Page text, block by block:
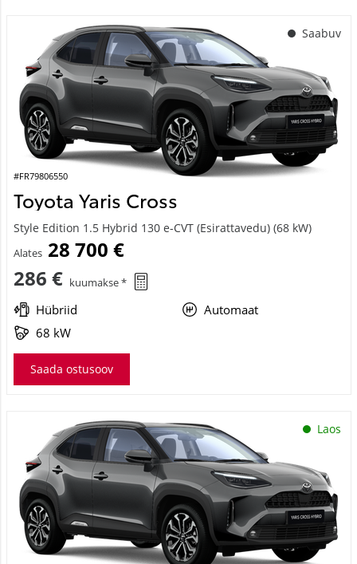
Saabuv
#FR79806550
Toyota Yaris Cross
Style Edition 1.5 Hybrid 130 e-CVT (Esirattavedu) (68 kW)
Alates 28 700 €
286 € kuumakse *
Hübriid
Automaat
68 kW
Saada ostusoov
Laos